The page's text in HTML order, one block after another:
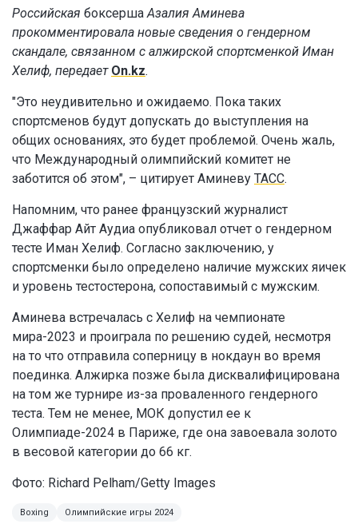
Российская боксершаАзалия Аминева
прокомментировала новые сведения о гендерном
скандале, связанном с алжирской спортсменкой Иман
Хелиф, передает On.kz.
"Это неудивительно и ожидаемо. Пока таких
спортсменов будут допускать до выступления на
общих основаниях, это будет проблемой. Очень жаль,
что Международный олимпийский комитет не
заботится об этом", – цитирует Аминеву ТАСС.
Напомним, что ранее французский журналист
Джаффар Айт Аудиа опубликовал отчет о гендерном
тесте Иман Хелиф. Согласно заключению, у
спортсменки было определено наличие мужских яичек
и уровень тестостерона, сопоставимый с мужским.
Аминева встречалась с Хелиф на чемпионате
мира-2023 и проиграла по решению судей, несмотря
на то что отправила соперницу в нокдаун во время
поединка. Алжирка позже была дисквалифицирована
на том же турнире из-за проваленного гендерного
теста. Тем не менее, МОК допустил ее к
Олимпиаде-2024 в Париже, где она завоевала золото
в весовой категории до 66 кг.
Фото: Richard Pelham/Getty Images
Boxing Олимпийские игры 2024